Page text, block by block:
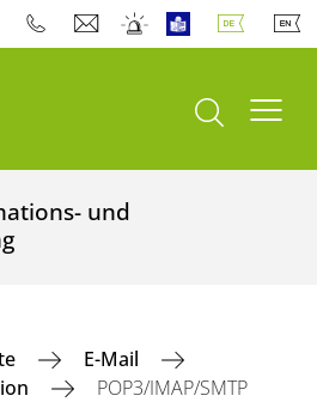
Suche öffnen
und
E-Mail
POP3/IMAP/SMTP